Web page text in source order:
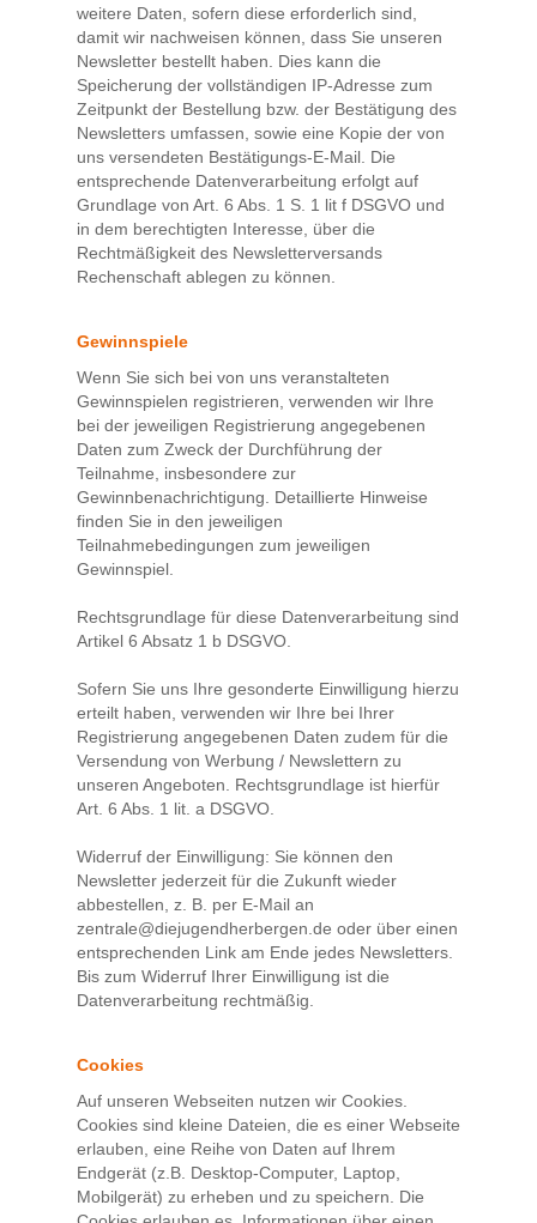
weitere Daten, sofern diese erforderlich sind,
damit wir nachweisen können, dass Sie unseren
Newsletter bestellt haben. Dies kann die
Speicherung der vollständigen IP-Adresse zum
Zeitpunkt der Bestellung bzw. der Bestätigung des
Newsletters umfassen, sowie eine Kopie der von
uns versendeten Bestätigungs-E-Mail. Die
entsprechende Datenverarbeitung erfolgt auf
Grundlage von Art. 6 Abs. 1 S. 1 lit f DSGVO und
in dem berechtigten Interesse, über die
Rechtmäßigkeit des Newsletterversands
Rechenschaft ablegen zu können.
Gewinnspiele
Wenn Sie sich bei von uns veranstalteten
Gewinnspielen registrieren, verwenden wir Ihre
bei der jeweiligen Registrierung angegebenen
Daten zum Zweck der Durchführung der
Teilnahme, insbesondere zur
Gewinnbenachrichtigung. Detaillierte Hinweise
finden Sie in den jeweiligen
Teilnahmebedingungen zum jeweiligen
Gewinnspiel.
Rechtsgrundlage für diese Datenverarbeitung sind
Artikel 6 Absatz 1 b DSGVO.
Sofern Sie uns Ihre gesonderte Einwilligung hierzu
erteilt haben, verwenden wir Ihre bei Ihrer
Registrierung angegebenen Daten zudem für die
Versendung von Werbung / Newslettern zu
unseren Angeboten. Rechtsgrundlage ist hierfür
Art. 6 Abs. 1 lit. a DSGVO.
Widerruf der Einwilligung: Sie können den
Newsletter jederzeit für die Zukunft wieder
abbestellen, z. B. per E-Mail an
zentrale@diejugendherbergen.de oder über einen
entsprechenden Link am Ende jedes Newsletters.
Bis zum Widerruf Ihrer Einwilligung ist die
Datenverarbeitung rechtmäßig.
Cookies
Auf unseren Webseiten nutzen wir Cookies.
Cookies sind kleine Dateien, die es einer Webseite
erlauben, eine Reihe von Daten auf Ihrem
Endgerät (z.B. Desktop-Computer, Laptop,
Mobilgerät) zu erheben und zu speichern. Die